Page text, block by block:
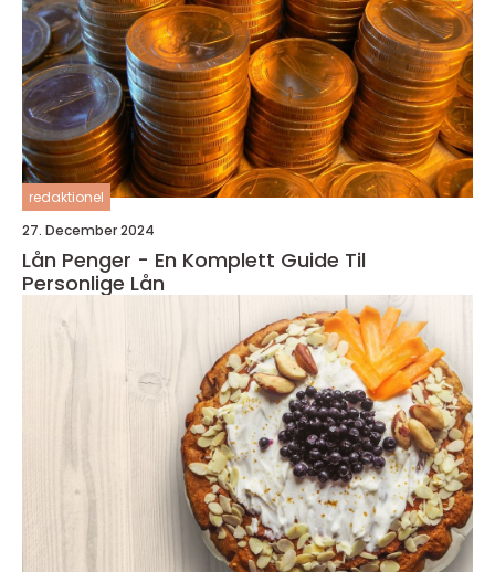
redaktionel
27. December 2024
Lån Penger - En Komplett Guide Til
Personlige Lån